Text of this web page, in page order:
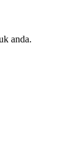
anda.